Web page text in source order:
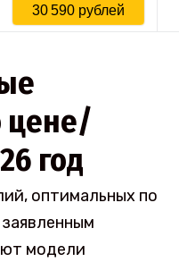
30 590 рублей
цене/
год
оптимальных по
модели